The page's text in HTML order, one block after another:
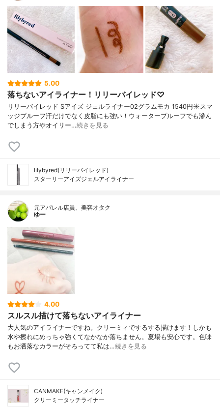
5.00
落ちないアイライナー！リリーバイレッド♡
リリーバイレッド Sアイズ ジェルライナー02グラムモカ 1540円☀️スマ
ッジプルーフ汗だけでなく皮脂にも強い！ウォータープルーフでも滲ん
でしまう方やオイリー…続きを見る
lilybyred(リリーバイレッド)
スターリーアイズジェルアイライナー
元アパレル店員、美容オタク
ゆー
4.00
スルスル描けて落ちないアイライナー
大人気のアイライナーですね。クリーミィでするする描けます！しかも
水や擦れにめっちゃ強くてなかなか落ちません。夏場も安心です。色味
もお洒落なカラーがそろってて私は…続きを見る
CANMAKE(キャンメイク)
クリーミータッチライナー